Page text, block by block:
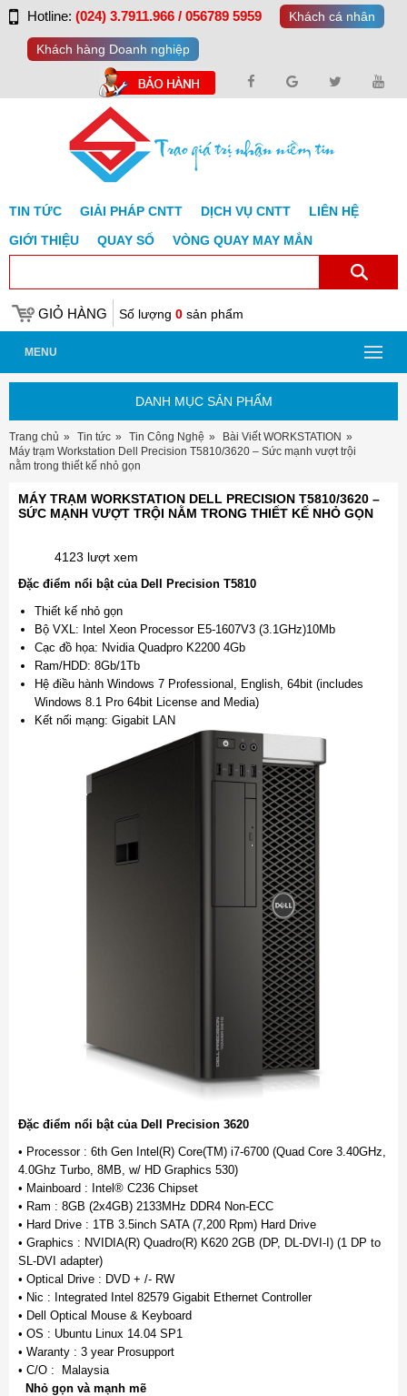
Hotline: (024) 3.7911.966 / 056789 5959 Khách cá nhân
Khách hàng Doanh nghiệp
TIN TỨC GIẢI PHÁP CNTT DỊCH VỤ CNTT
LIÊN HỆ
GIỚI THIỆU
QUAY SỐ VÒNG QUAY MAY MẮN
GIỎ HÀNG Số lượng 0 sản phẩm
MENU
DANH MỤC SẢN PHẨM
Trang chủ Tin tức Tin Công Nghệ
Bài Viết WORKSTATION
Máy trạm Workstation Dell Precision T5810/3620 – Sức mạnh vượt trội
nằm trong thiết kế nhỏ gọn
MÁY TRẠM WORKSTATION DELL PRECISION T5810/3620 –
SỨC MẠNH VƯỢT TRỘI NẰM TRONG THIẾT KẾ NHỎ GỌN
4123 lượt xem
Đặc điểm nổi bật của Dell Precision T5810
Thiết kế nhỏ gọn
Bộ VXL: Intel Xeon Processor E5-1607V3 (3.1GHz)10Mb
Cạc đồ họa: Nvidia Quadpro K2200 4Gb
Ram/HDD: 8Gb/1Tb
Hệ điều hành Windows 7 Professional, English, 64bit (includes
Windows 8.1 Pro 64bit License and Media)
Kết nối mạng: Gigabit LAN
Đặc điểm nổi bật của Dell Precision 3620
• Processor : 6th Gen Intel(R) Core(TM) i7-6700 (Quad Core 3.40GHz,
4.0Ghz Turbo, 8MB, w/ HD Graphics 530)
• Mainboard : Intel® C236 Chipset
• Ram : 8GB (2x4GB) 2133MHz DDR4 Non-ECC
• Hard Drive : 1TB 3.5inch SATA (7,200 Rpm) Hard Drive
• Graphics : NVIDIA(R) Quadro(R) K620 2GB (DP, DL-DVI-I) (1 DP to
SL-DVI adapter)
• Optical Drive : DVD + /- RW
• Nic : Integrated Intel 82579 Gigabit Ethernet Controller
• Dell Optical Mouse & Keyboard
• OS : Ubuntu Linux 14.04 SP1
• Waranty : 3 year Prosupport
• C/O : Malaysia
Nhỏ gọn và mạnh mẽ